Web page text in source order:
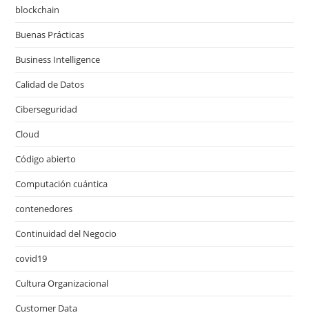
blockchain
Buenas Prácticas
Business Intelligence
Calidad de Datos
Ciberseguridad
Cloud
Código abierto
Computación cuántica
contenedores
Continuidad del Negocio
covid19
Cultura Organizacional
Customer Data